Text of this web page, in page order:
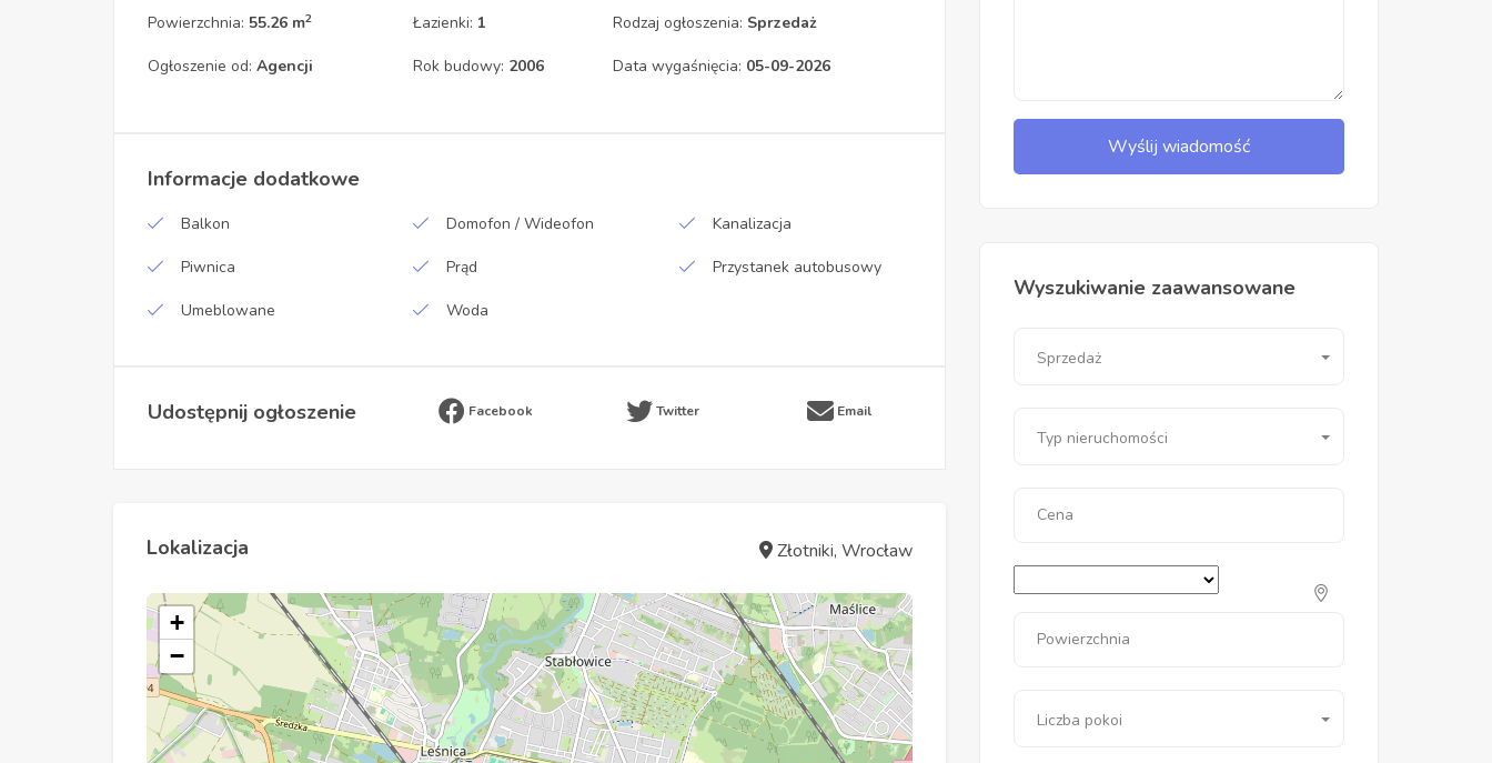
Powierzchnia: 55.26 m2
Ogłoszenie od: Agencji
Łazienki: 1
Rok budowy: 2006
Rodzaj ogłoszenia: Sprzedaż
Data wygaśnięcia: 05-09-2026
Informacje dodatkowe
Balkon Domofon / Wideofon Kanalizacja
Piwnica Prąd Przystanek autobusowy
Umeblowane Woda
Udostępnij ogłoszenie Facebook Twitter Email
Lokalizacja Złotniki, Wrocław
+
−
Wyślij wiadomość
Wyszukiwanie zaawansowane
Sprzedaż
Typ nieruchomości
Cena
Powierzchnia
Liczba pokoi